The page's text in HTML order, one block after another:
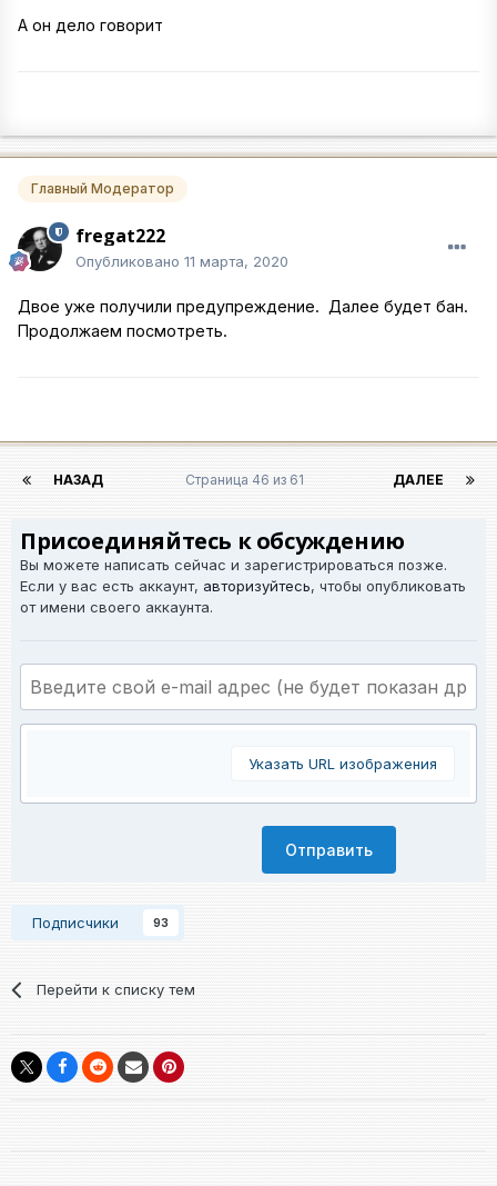
А он дело говорит
Главный Модератор
fregat222
Опубликовано 11 марта, 2020
Двое уже получили предупреждение. Далее будет бан.
Продолжаем посмотреть.
НАЗАД ДАЛЕЕ
Страница 46 из 61
Присоединяйтесь к обсуждению
Вы можете написать сейчас и зарегистрироваться позже.
Если у вас есть аккаунт, авторизуйтесь, чтобы опубликовать
от имени своего аккаунта.
Указать URL изображения
Отправить
Подписчики 93
Перейти к списку тем